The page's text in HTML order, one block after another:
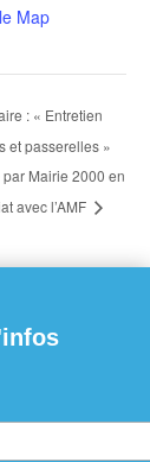
Map
: « Entretien
et passerelles »
Mairie 2000 en
avec l’AMF